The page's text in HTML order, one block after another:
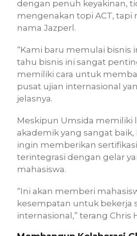
dengan penuh keyakinan,
mengenakan topi ACT, tapi
nama Jazperl.
“Kami baru memulai bisnis
tahu bisnis ini sangat
memiliki cara untuk
pusat ujian internasional
jelasnya.
Meskipun Umsida memiliki
akademik yang sangat baik,
ingin memberikan
terintegrasi dengan gelar
mahasiswa.
“Ini akan memberi
kesempatan untuk bekerja
internasional,” terang Chris